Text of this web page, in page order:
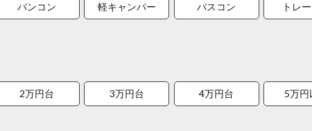
バンコン 軽キャンパー バスコン トレ
2万円台 3万円台 4万円台 5万円